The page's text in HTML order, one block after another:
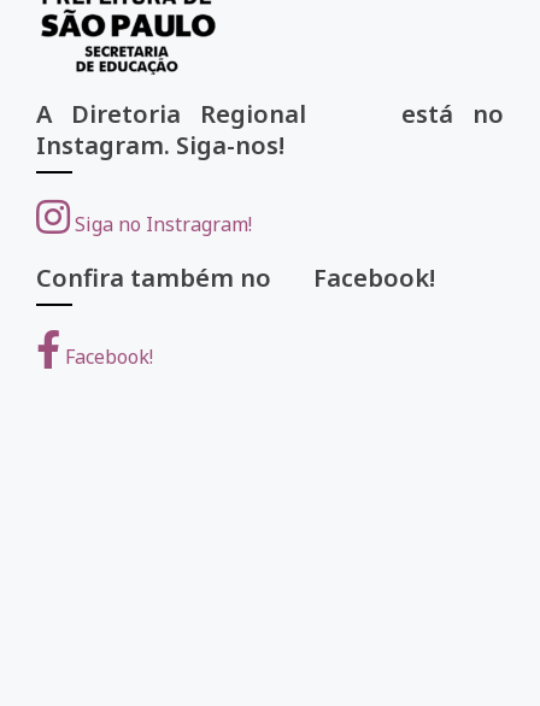
A Diretoria Regional está no
Instagram. Siga-nos!
Siga no Instragram!
Confira também no Facebook!
Facebook!